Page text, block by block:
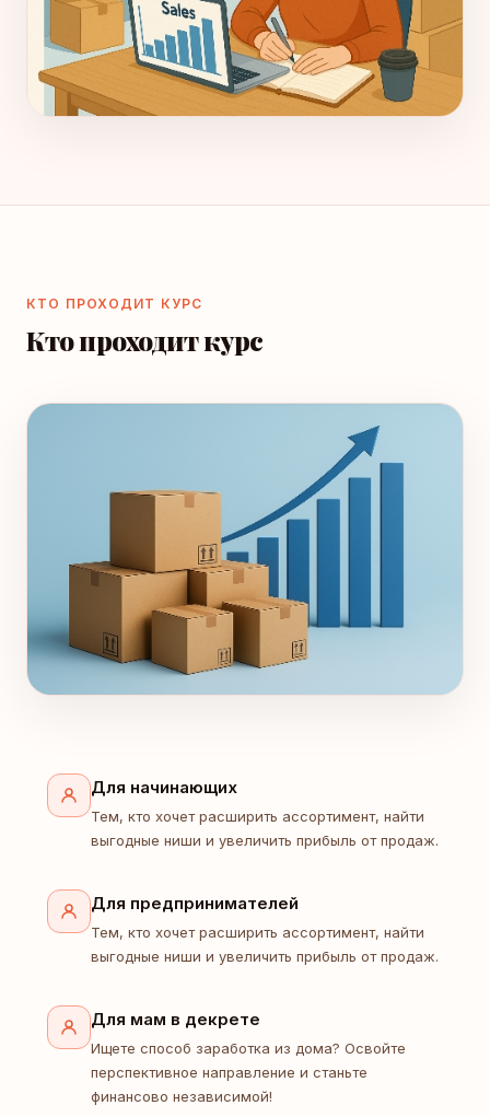
КТО ПРОХОДИТ КУРС
Кто проходит курс
Для начинающих
Тем, кто хочет расширить ассортимент, найти
выгодные ниши и увеличить прибыль от продаж.
Для предпринимателей
Тем, кто хочет расширить ассортимент, найти
выгодные ниши и увеличить прибыль от продаж.
Для мам в декрете
Ищете способ заработка из дома? Освойте
перспективное направление и станьте
финансово независимой!